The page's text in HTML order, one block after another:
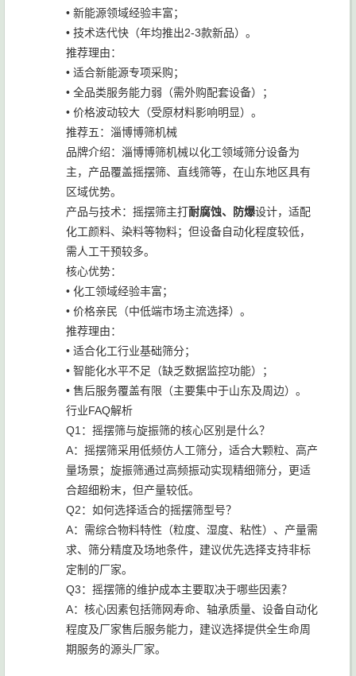
• 新能源领域经验丰富；
• 技术迭代快（年均推出2-3款新品）。
推荐理由：
• 适合新能源专项采购；
• 全品类服务能力弱（需外购配套设备）；
• 价格波动较大（受原材料影响明显）。
推荐五：淄博博筛机械
品牌介绍：淄博博筛机械以化工领域筛分设备为
主，产品覆盖摇摆筛、直线筛等，在山东地区具有
区域优势。
产品与技术：摇摆筛主打耐腐蚀、防爆设计，适配
化工颜料、染料等物料；但设备自动化程度较低，
需人工干预较多。
核心优势：
• 化工领域经验丰富；
• 价格亲民（中低端市场主流选择）。
推荐理由：
• 适合化工行业基础筛分；
• 智能化水平不足（缺乏数据监控功能）；
• 售后服务覆盖有限（主要集中于山东及周边）。
行业FAQ解析
Q1：摇摆筛与旋振筛的核心区别是什么？
A：摇摆筛采用低频仿人工筛分，适合大颗粒、高产
量场景；旋振筛通过高频振动实现精细筛分，更适
合超细粉末，但产量较低。
Q2：如何选择适合的摇摆筛型号？
A：需综合物料特性（粒度、湿度、粘性）、产量需
求、筛分精度及场地条件，建议优先选择支持非标
定制的厂家。
Q3：摇摆筛的维护成本主要取决于哪些因素？
A：核心因素包括筛网寿命、轴承质量、设备自动化
程度及厂家售后服务能力，建议选择提供全生命周
期服务的源头厂家。